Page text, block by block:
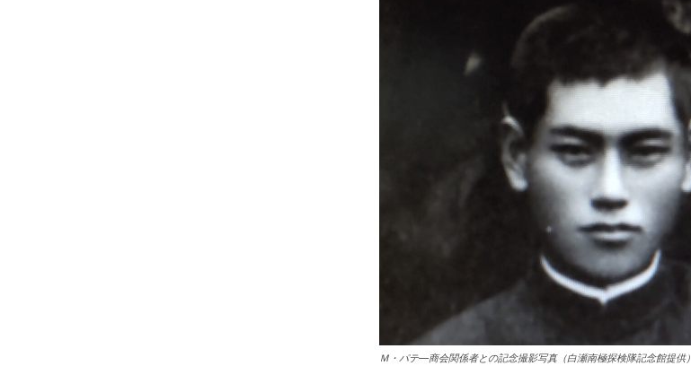
Ｍ・パテ―商会関係者との記念撮影写真（白瀬南極探検隊記念館提供）